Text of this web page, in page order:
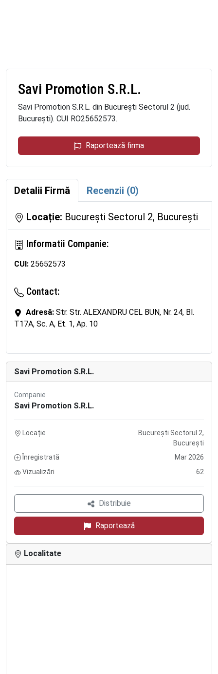
Savi Promotion S.R.L.
Savi Promotion S.R.L. din București Sectorul 2 (jud.
București). CUI RO25652573.
Raportează firma
Detalii Firmă Recenzii (0)
Locație: București Sectorul 2, București
Informatii Companie:
CUI: 25652573
Contact:
Adresă: Str. Str. ALEXANDRU CEL BUN, Nr. 24, Bl.
T17A, Sc. A, Et. 1, Ap. 10
Savi Promotion S.R.L.
Companie
Savi Promotion S.R.L.
Locație
București Sectorul 2,
București
Înregistrată
Mar 2026
Vizualizări
62
Distribuie
Raportează
Localitate